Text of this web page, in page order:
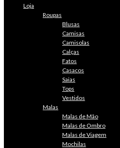
Loja
Roupas
Blusas
Camisas
Camisolas
Calças
Fatos
Casacos
Saias
Tops
Vestidos
Malas
Malas de Mão
Malas de Ombro
Malas de Viagem
Mochilas